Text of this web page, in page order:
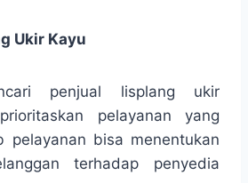
Ukir Kayu
penjual lisplang ukir
pelayanan yang
pelayanan bisa menentukan
terhadap penyedia